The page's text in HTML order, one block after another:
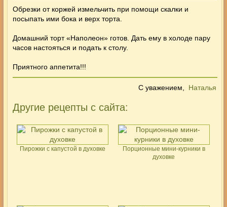
Обрезки от коржей измельчить при помощи скалки и
посыпать ими бока и верх торта
Домашний торт «Наполеон»готов. Дать ему в холоде пару
часов настояться и подать к столу.
Приятного аппетита!!!
С уважением, Наталья
Другие рецепты с сайта:
Пирожки с капустой в духовке
Порционные мини-курники в
духовке